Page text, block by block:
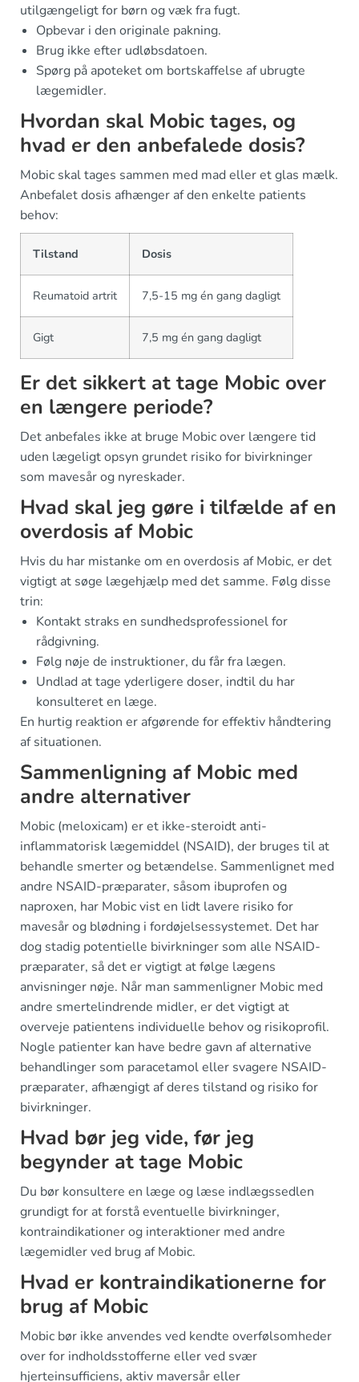
utilgængeligt for børn og væk fra fugt.
Opbevar i den originale pakning.
Brug ikke efter udløbsdatoen.
Spørg på apoteket om bortskaffelse af ubrugte
lægemidler.
Hvordan skal Mobic tages, og
hvad er den anbefalede dosis?
Mobic skal tages sammen med mad eller et glas mælk.
Anbefalet dosis afhænger af den enkelte patients
behov:
Tilstand Dosis
Reumatoid artrit 7,5-15 mg én gang dagligt
Gigt 7,5 mg én gang dagligt
Er det sikkert at tage Mobic over
en længere periode?
Det anbefales ikke at bruge Mobic over længere tid
uden lægeligt opsyn grundet risiko for bivirkninger
som mavesår og nyreskader.
Hvad skal jeg gøre i tilfælde af en
overdosis af Mobic
Hvis du har mistanke om en overdosis af Mobic, er det
vigtigt at søge lægehjælp med det samme. Følg disse
trin:
Kontakt straks en sundhedsprofessionel for
rådgivning.
Følg nøje de instruktioner, du får fra lægen.
Undlad at tage yderligere doser, indtil du har
konsulteret en læge.
En hurtig reaktion er afgørende for effektiv håndtering
af situationen.
Sammenligning af Mobic med
andre alternativer
Mobic (meloxicam) er et ikke-steroidt anti-
inflammatorisk lægemiddel (NSAID), der bruges til at
behandle smerter og betændelse. Sammenlignet med
andre NSAID-præparater, såsom ibuprofen og
naproxen, har Mobic vist en lidt lavere risiko for
mavesår og blødning i fordøjelsessystemet. Det har
dog stadig potentielle bivirkninger som alle NSAID-
præparater, så det er vigtigt at følge lægens
anvisninger nøje. Når man sammenligner Mobic med
andre smertelindrende midler, er det vigtigt at
overveje patientens individuelle behov og risikoprofil.
Nogle patienter kan have bedre gavn af alternative
behandlinger som paracetamol eller svagere NSAID-
præparater, afhængigt af deres tilstand og risiko for
bivirkninger.
Hvad bør jeg vide, før jeg
begynder at tage Mobic
Du bør konsultere en læge og læse indlægssedlen
grundigt for at forstå eventuelle bivirkninger,
kontraindikationer og interaktioner med andre
lægemidler ved brug af Mobic.
Hvad er kontraindikationerne for
brug af Mobic
Mobic bør ikke anvendes ved kendte overfølsomheder
over for indholdsstofferne eller ved svær
hjerteinsufficiens, aktiv maversår eller